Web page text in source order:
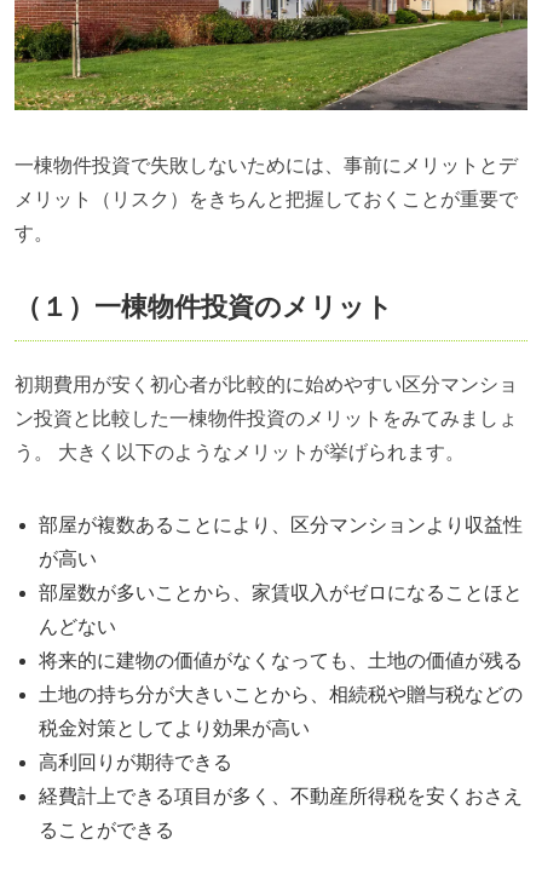
一棟物件投資で失敗しないためには、事前にメリットとデ
メリット（リスク）をきちんと把握しておくことが重要で
す。
（１）一棟物件投資のメリット
初期費用が安く初心者が比較的に始めやすい区分マンショ
ン投資と比較した一棟物件投資のメリットをみてみましょ
う。 大きく以下のようなメリットが挙げられます。
部屋が複数あることにより、区分マンションより収益性
が高い
部屋数が多いことから、家賃収入がゼロになることほと
んどない
将来的に建物の価値がなくなっても、土地の価値が残る
土地の持ち分が大きいことから、相続税や贈与税などの
税金対策としてより効果が高い
高利回りが期待できる
経費計上できる項目が多く、不動産所得税を安くおさえ
ることができる